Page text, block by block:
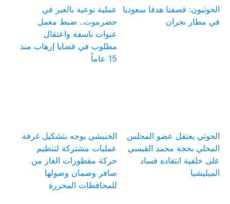
الحوثيون: قصفنا هدفا سعوديا
في مطار نجران
عملية نوعية بالعبر في
حضرموت.. ضبط معمل
عبوات ناسفة واعتقال
مطلوب في قضايا إرهاب منذ
15 عاماً
الحوثي يعتقل عضو المجلس
المحلي بحجة محمد القيسي
على خلفية انتقاده فساد
الميليشيا
الخنبشي يوجه بتشكيل غرفة
عمليات مشتركة لتنظيم
حركة مقطورات الغاز من
صافر وضمان وصولها
للمحافظات المحررة